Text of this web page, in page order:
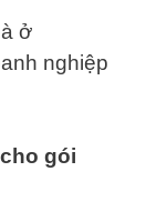
ở
nghiệp
gói